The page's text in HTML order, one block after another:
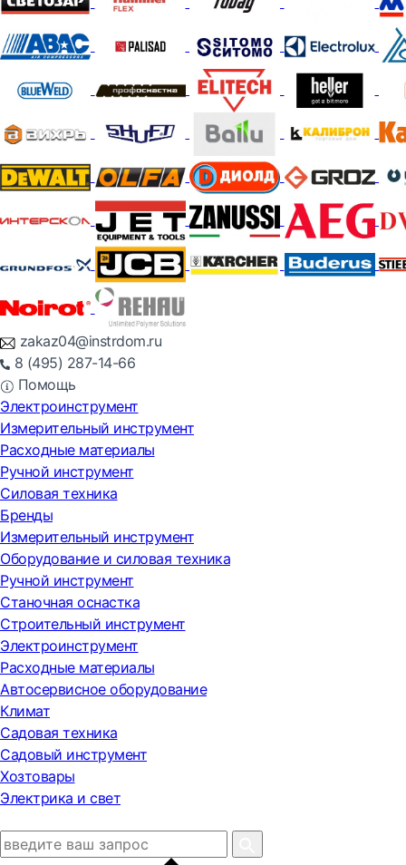
zakaz04@instrdom.ru
8 (495) 287-14-66
Помощь
Электроинструмент
Измерительный инструмент
Расходные материалы
Ручной инструмент
Силовая техника
Бренды
Измерительный инструмент
Оборудование и силовая техника
Ручной инструмент
Станочная оснастка
Строительный инструмент
Электроинструмент
Расходные материалы
Автосервисное оборудование
Климат
Садовая техника
Садовый инструмент
Хозтовары
Электрика и свет